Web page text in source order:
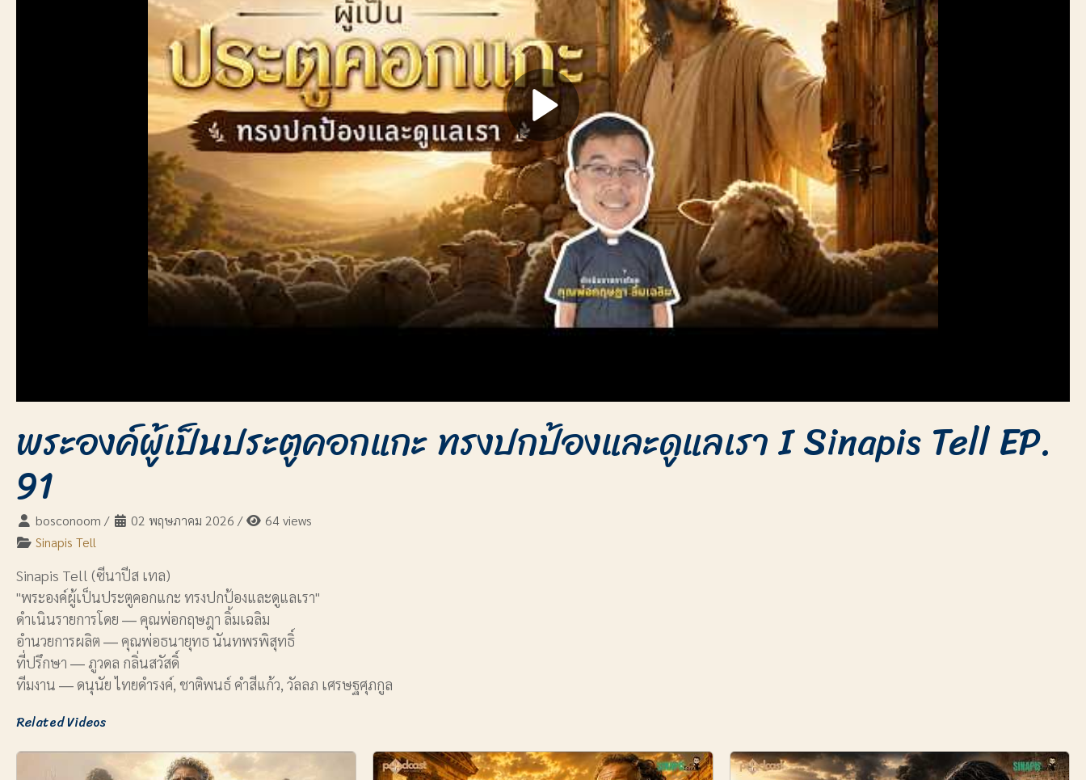
พระองค์ผู้เป็นประตูคอกแกะ ทรงปกป้องและดูแลเรา I Sinapis Tell EP.
91
bosconoom / 02 พฤษภาคม 2026 /
64 views
Sinapis Tell
Sinapis Tell (ซีนาปีส เทล)
"พระองค์ผู้เป็นประตูคอกแกะ ทรงปกป้องและดูแลเรา"
ดำเนินรายการโดย ― คุณพ่อกฤษฎา ลิ้มเฉลิม
อำนวยการผลิต ― คุณพ่อธนายุทธ นันทพรพิสุทธิ์
ที่ปรึกษา ― ภูวดล กลิ่นสวัสดิ์
ทีมงาน ― ดนุนัย ไทยดำรงค์, ชาติพนธ์ คำสีแก้ว, วัลลภ เศรษฐศุภกูล
Related Videos